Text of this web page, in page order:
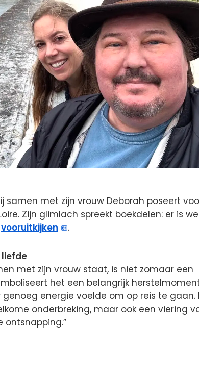
samen met zijn vrouw Deborah poseert
Zijn glimlach spreekt boekdelen: er is
vooruitkijken .
liefde
met zijn vrouw staat, is niet zomaar een
het een belangrijk
energie voelde om op reis te gaan.
onderbreking, maar ook een viering
ontsnapping.”